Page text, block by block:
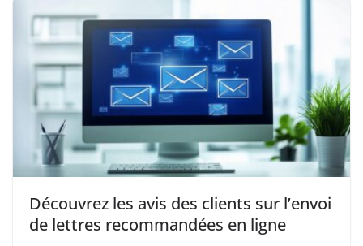
Découvrez les avis des clients sur l’envoi
de lettres recommandées en ligne